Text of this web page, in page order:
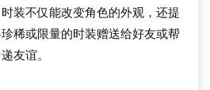
装不仅能改变角色的外观，还提
稀或限量的时装赠送给好友或帮
友谊。